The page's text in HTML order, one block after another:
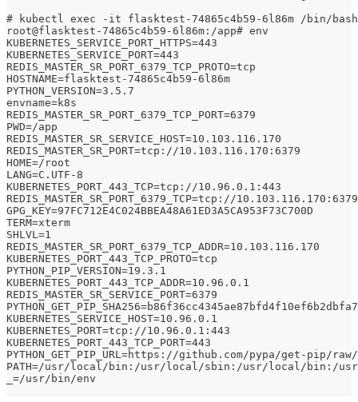
# kubectl exec -it flasktest-74865c4b59-6l86m /bin/bash
root@flasktest-74865c4b59-6l86m:/app# env
KUBERNETES_SERVICE_PORT_HTTPS=443
KUBERNETES_SERVICE_PORT=443
REDIS_MASTER_SR_PORT_6379_TCP_PROTO=tcp
HOSTNAME=flasktest-74865c4b59-6l86m
PYTHON_VERSION=3.5.7
envname=k8s
REDIS_MASTER_SR_PORT_6379_TCP_PORT=6379
PWD=/app
REDIS_MASTER_SR_SERVICE_HOST=10.103.116.170
REDIS_MASTER_SR_PORT=tcp://10.103.116.170:6379
HOME=/root
LANG=C.UTF-8
KUBERNETES_PORT_443_TCP=tcp://10.96.0.1:443
REDIS_MASTER_SR_PORT_6379_TCP=tcp://10.103.116.170:6379
GPG_KEY=97FC712E4C024BBEA48A61ED3A5CA953F73C700D
TERM=xterm
SHLVL=1
REDIS_MASTER_SR_PORT_6379_TCP_ADDR=10.103.116.170
KUBERNETES_PORT_443_TCP_PROTO=tcp
PYTHON_PIP_VERSION=19.3.1
KUBERNETES_PORT_443_TCP_ADDR=10.96.0.1
REDIS_MASTER_SR_SERVICE_PORT=6379
KUBERNETES_SERVICE_HOST=10.96.0.1
KUBERNETES_PORT=tcp://10.96.0.1:443
KUBERNETES_PORT_443_TCP_PORT=443
PYTHON_GET_PIP_URL=https://github.com/pypa/get-pip/
PATH=/usr/local/bin:/usr/local/sbin:/usr/local/bin:/
_=/usr/bin/env